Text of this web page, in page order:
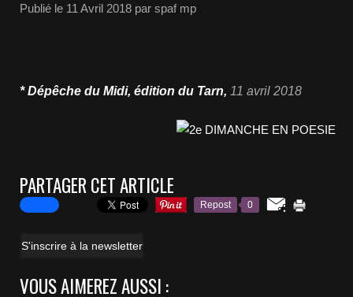
Publié le 11 Avril 2018 par spaf mp
* Dépêche du Midi, édition du Tarn, 11 avril 2018
PARTAGER CET ARTICLE
Repost 0
S'inscrire à la newsletter
VOUS AIMEREZ AUSSI :